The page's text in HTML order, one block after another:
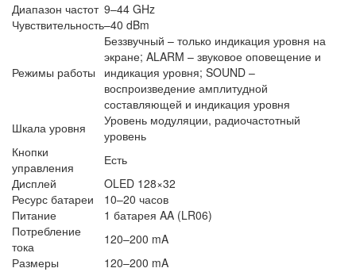
Диапазон частот 9–44 GHz
Чувствительность–40 dBm
Режимы работы
Беззвучный – только индикация уровня на
экране; ALARM – звуковое оповещение и
индикация уровня; SOUND –
воспроизведение амплитудной
составляющей и индикация уровня
Шкала уровня
Уровень модуляции, радиочастотный
уровень
Кнопки
управления
Есть
Дисплей
OLED 128×32
Ресурс батареи
10–20 часов
Питание
1 батарея AA (LR06)
Потребление
тока
120–200 mA
Размеры
120–200 mA